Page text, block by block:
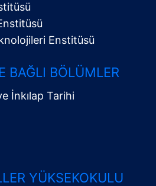
Enstitüsü
BAĞLI BÖLÜMLER
İnkılap Tarihi
YÜKSEKOKULU